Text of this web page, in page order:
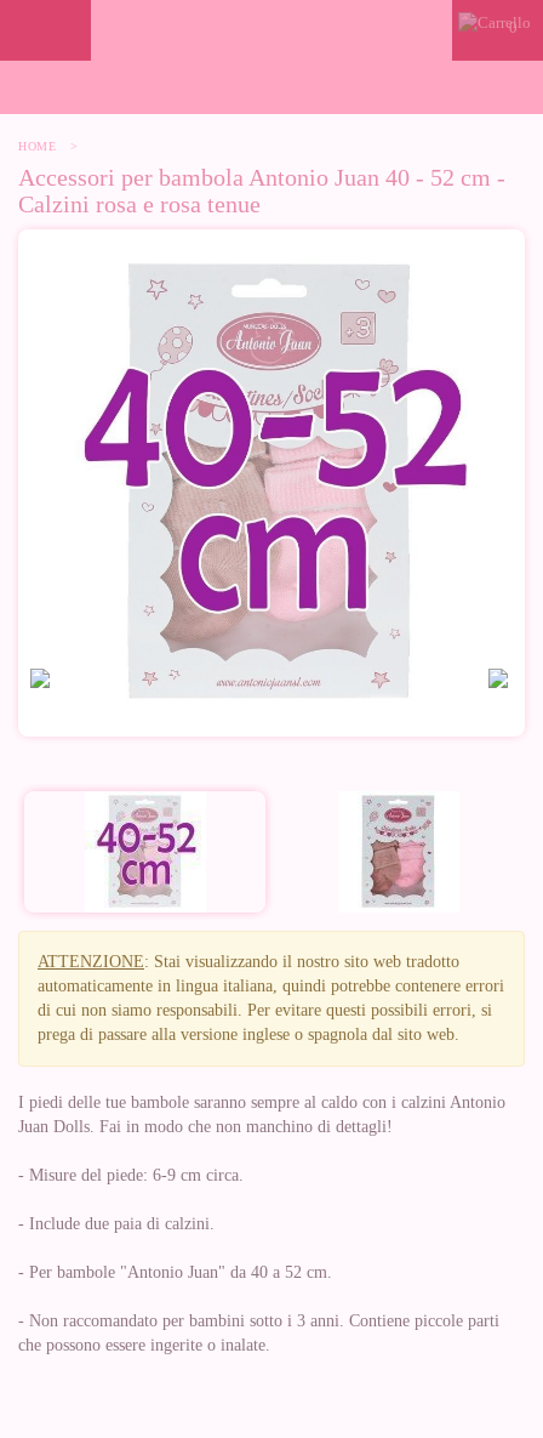
0
HOME >
Accessori per bambola Antonio Juan 40 - 52 cm -
Calzini rosa e rosa tenue
ATTENZIONE: Stai visualizzando il nostro sito web tradotto
automaticamente in lingua italiana, quindi potrebbe contenere errori
di cui non siamo responsabili. Per evitare questi possibili errori, si
prega di passare alla versione inglese o spagnola dal sito web.
I piedi delle tue bambole saranno sempre al caldo con i calzini Antonio
Juan Dolls. Fai in modo che non manchino di dettagli!
- Misure del piede: 6-9 cm circa.
- Include due paia di calzini.
- Per bambole "Antonio Juan" da 40 a 52 cm.
- Non raccomandato per bambini sotto i 3 anni. Contiene piccole parti
che possono essere ingerite o inalate.